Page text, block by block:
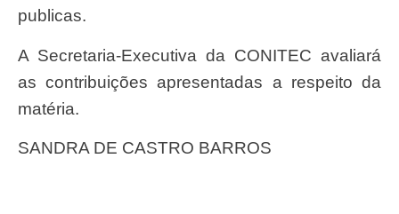
publicas.
A Secretaria-Executiva da CONITEC avaliará
as contribuições apresentadas a respeito da
matéria.
SANDRA DE CASTRO BARROS